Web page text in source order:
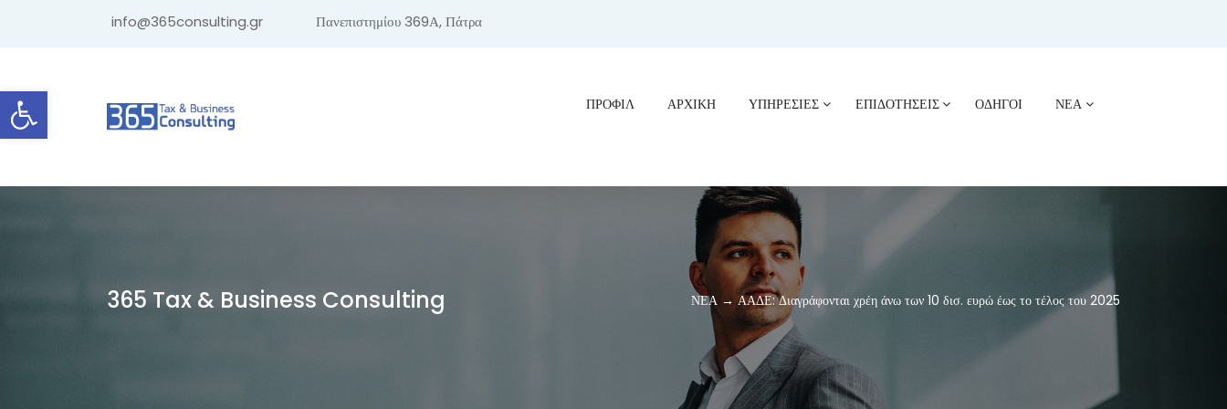
Ανοίξτε τη γραμμή εργαλείων
info@365consulting.gr Πανεπιστημίου 369Α, Πάτρα
ΠΡΟΦΊΛ ΑΡΧΙΚΗ ΥΠΗΡΕΣΙΕΣ ΕΠΙΔΟΤΗΣΕΙΣ ΟΔΗΓΟΙ ΝΕΑ
365 Tax & Business Consulting ΝΕΑ → ΑΑΔΕ: Διαγράφονται χρέη άνω των 10 δισ. ευρώ έως το τέλος του 2025